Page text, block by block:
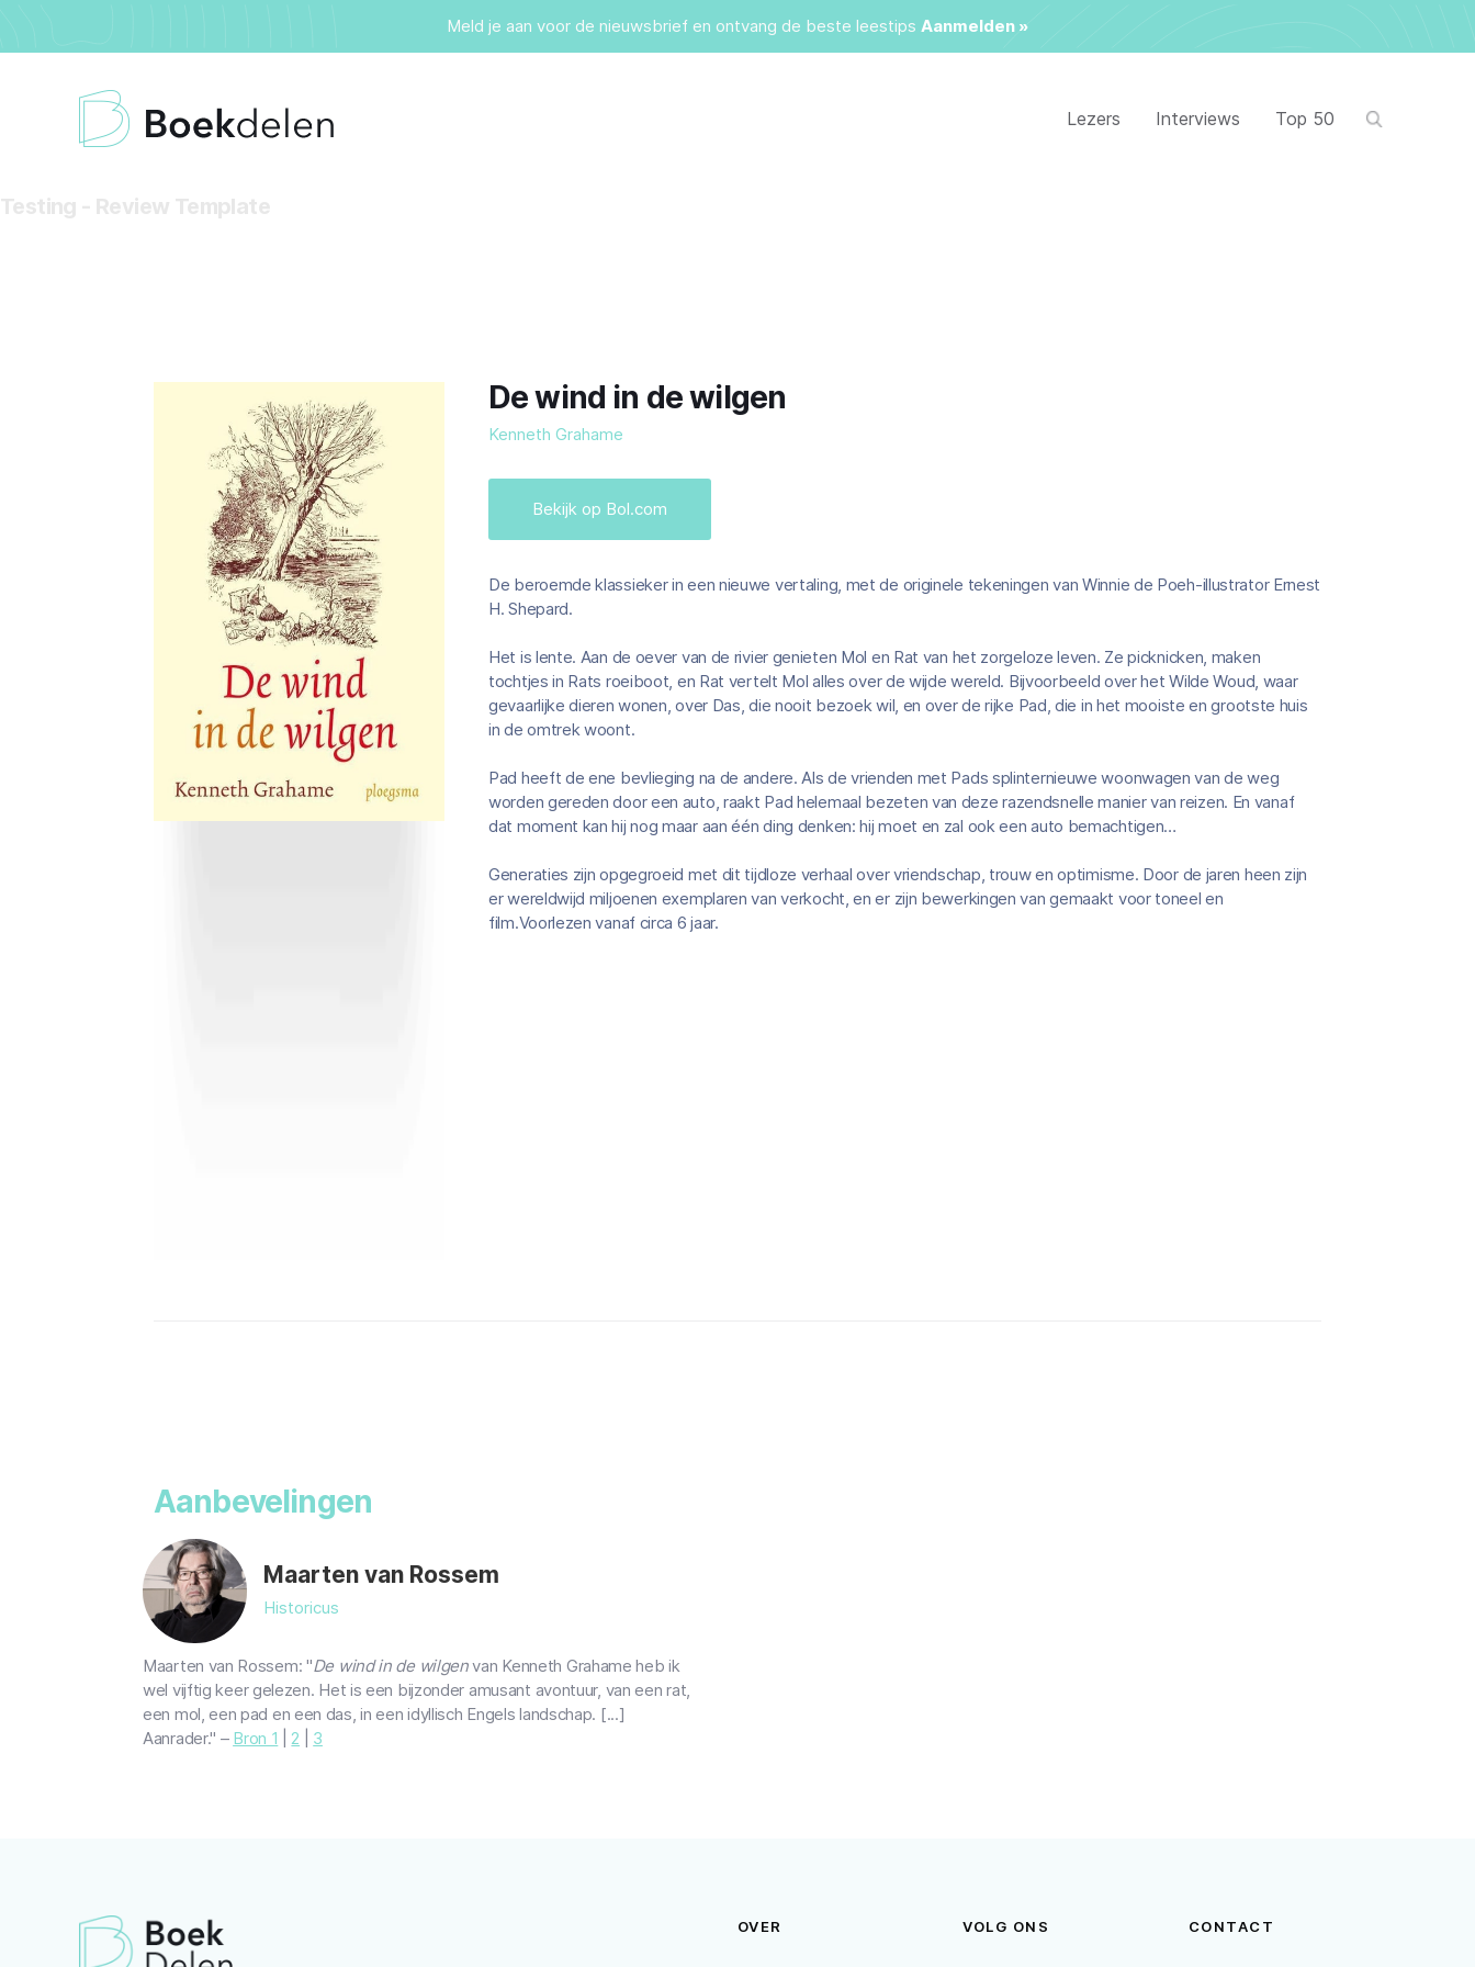
Meld je aan voor de nieuwsbrief en ontvang de beste leestips Aanmelden »
Lezers Interviews Top 50
De wind in de wilgen
Kenneth Grahame
Bekijk op Bol.com
De beroemde klassieker in een nieuwe vertaling, met de originele tekeningen van Winnie de Poeh-illustrator Ernest
H. Shepard.
Het is lente. Aan de oever van de rivier genieten Mol en Rat van het zorgeloze leven. Ze picknicken, maken
tochtjes in Rats roeiboot, en Rat vertelt Mol alles over de wijde wereld. Bijvoorbeeld over het Wilde Woud, waar
gevaarlijke dieren wonen, over Das, die nooit bezoek wil, en over de rijke Pad, die in het mooiste en grootste huis
in de omtrek woont.
Pad heeft de ene bevlieging na de andere. Als de vrienden met Pads splinternieuwe woonwagen van de weg
worden gereden door een auto, raakt Pad helemaal bezeten van deze razendsnelle manier van reizen. En vanaf
dat moment kan hij nog maar aan één ding denken: hij moet en zal ook een auto bemachtigen…
Generaties zijn opgegroeid met dit tijdloze verhaal over vriendschap, trouw en optimisme. Door de jaren heen zijn
er wereldwijd miljoenen exemplaren van verkocht, en er zijn bewerkingen van gemaakt voor toneel en
film.Voorlezen vanaf circa 6 jaar.
Aanbevelingen
Maarten van Rossem
Historicus
Maarten van Rossem: "De wind in de wilgenvan Kenneth Grahame heb ik
wel vijftig keer gelezen. Het is een bijzonder amusant avontuur, van een rat,
een mol, een pad en een das, in een idyllisch Engels landschap. [...]
Aanrader." – Bron 1 |2 3
OVER VOLG ONS CONTACT